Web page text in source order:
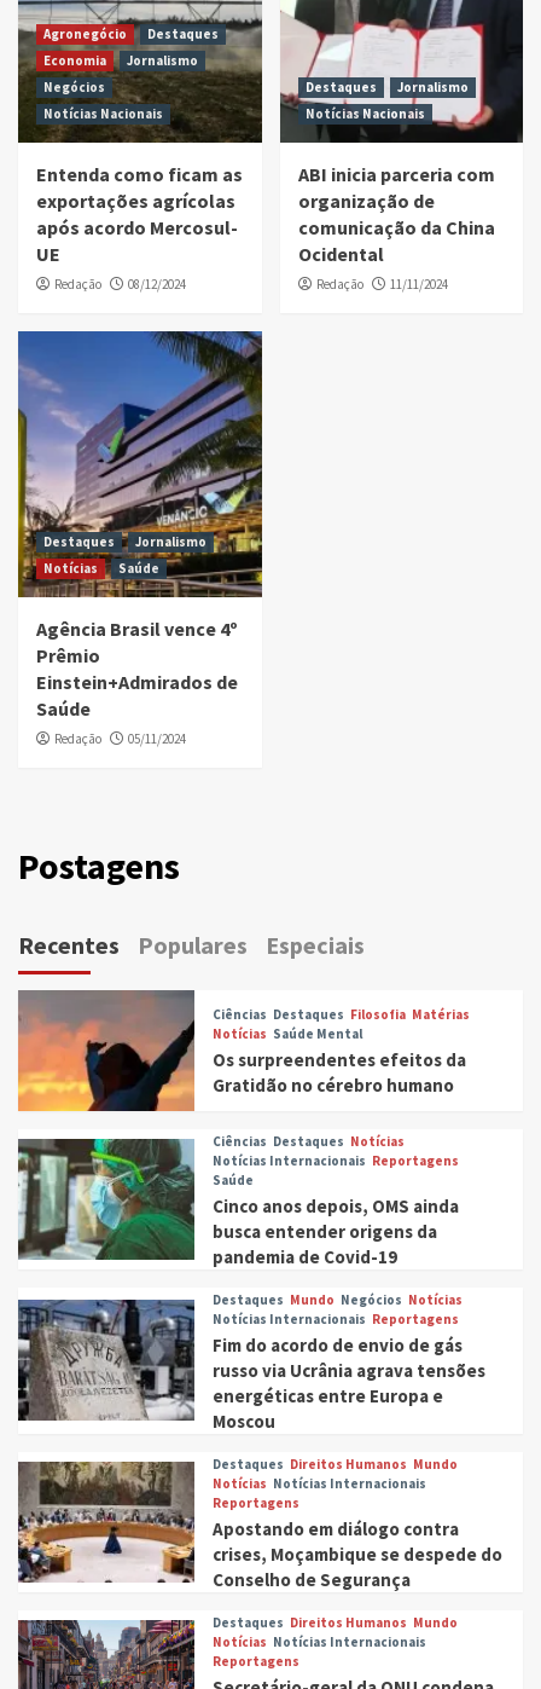
Agronegócio
Destaques
Economia
Jornalismo
Negócios
Notícias Nacionais
Entenda como ficam as
exportações agrícolas
após acordo Mercosul-
UE
Redação 08/12/2024
Destaques
Jornalismo
Notícias Nacionais
ABI inicia parceria com
organização de
comunicação da China
Ocidental
Redação 11/11/2024
Destaques
Jornalismo
Notícias
Saúde
Agência Brasil vence 4º
Prêmio
Einstein+Admirados de
Saúde
Redação 05/11/2024
Postagens
Recentes Populares Especiais
Ciências Destaques Filosofia Matérias
Notícias Saúde Mental
Os surpreendentes efeitos da
Gratidão no cérebro humano
Ciências Destaques Notícias
Notícias Internacionais Reportagens
Saúde
Cinco anos depois, OMS ainda
busca entender origens da
pandemia de Covid-19
Destaques Mundo Negócios Notícias
Notícias Internacionais Reportagens
Fim do acordo de envio de gás
russo via Ucrânia agrava tensões
energéticas entre Europa e
Moscou
Destaques Direitos Humanos Mundo
Notícias Notícias Internacionais
Reportagens
Apostando em diálogo contra
crises, Moçambique se despede do
Conselho de Segurança
Destaques Direitos Humanos Mundo
Notícias Notícias Internacionais
Reportagens